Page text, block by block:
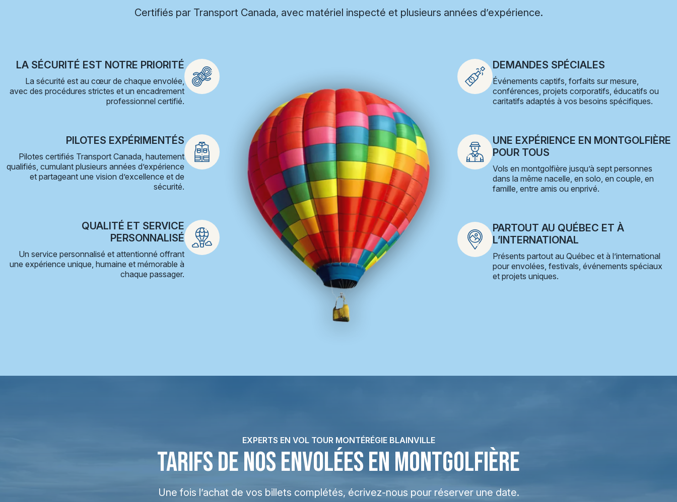
Certifiés par Transport Canada, avec matériel inspecté et plusieurs années d’expérience.
LA SÉCURITÉ EST NOTRE PRIORITÉ
La sécurité est au cœur de chaque envolée,
avec des procédures strictes et un encadrement
professionnel certifié.
PILOTES EXPÉRIMENTÉS
Pilotes certifiés Transport Canada, hautement
qualifiés, cumulant plusieurs années d’expérience
et partageant une vision d’excellence et de
sécurité.
QUALITÉ ET SERVICE
PERSONNALISÉ
Un service personnalisé et attentionné offrant
une expérience unique, humaine et mémorable à
chaque passager.
DEMANDES SPÉCIALES
Événements captifs, forfaits sur mesure,
conférences, projets corporatifs, éducatifs ou
caritatifs adaptés à vos besoins spécifiques.
UNE EXPÉRIENCE EN MONTGOLFIÈRE
POUR TOUS
Vols en montgolfière jusqu’à sept personnes
dans la même nacelle, en solo, en couple, en
famille, entre amis ou enprivé.
PARTOUT AU QUÉBEC ET À
L’INTERNATIONAL
Présents partout au Québec et à l’international
pour envolées, festivals, événements spéciaux
et projets uniques.
EXPERTS EN VOL TOUR MONTÉRÉGIE BLAINVILLE
TARIFS DE NOS ENVOLÉES EN MONTGOLFIÈRE
Une fois l’achat de vos billets complétés, écrivez-nous pour réserver une date.